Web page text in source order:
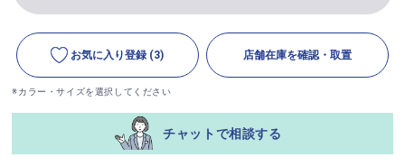
お気に入り登録 (3) 店舗在庫を確認・取置
※カラー・サイズを選択してください
チャットで相談する